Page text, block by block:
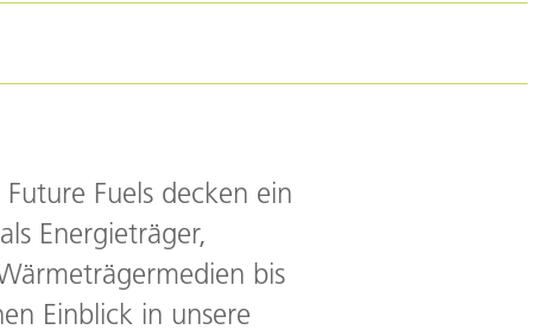
Fuels decken ein
Energieträger,
bis
Einblick in unsere